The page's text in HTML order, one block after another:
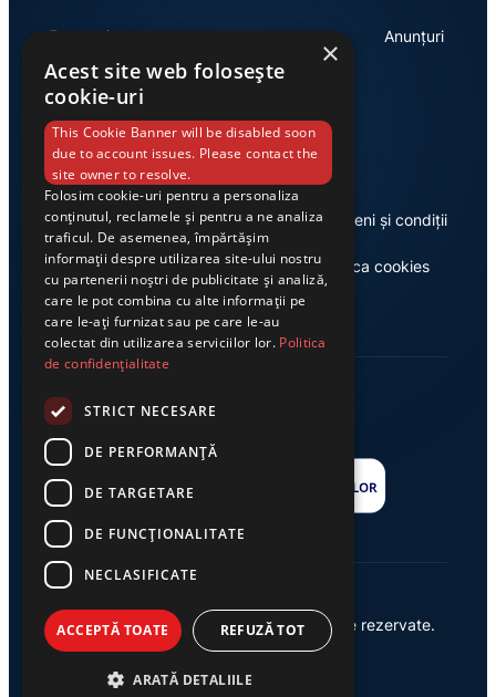
Economie Anunțuri
Link-uri utile
Despre noi
Casa de editură Exclusiv
Termeni și condiții
Politica cookies
© 2026 Ziarul Exclusiv – Toate drepturile rezervate.
Powered by {AW}
×
Acest site web folosește
cookie-uri
This Cookie Banner will be disabled soon
due to account issues. Please contact the
site owner to resolve.
Folosim cookie-uri pentru a personaliza
conținutul, reclamele și pentru a ne analiza
traficul. De asemenea, împărtășim
informații despre utilizarea site-ului nostru
cu partenerii noștri de publicitate și analiză,
care le pot combina cu alte informații pe
care le-ați furnizat sau pe care le-au
colectat din utilizarea serviciilor lor. Politica
de confidențialitate
STRICT NECESARE
DE PERFORMANȚĂ
DE TARGETARE
DE FUNCŢIONALITATE
NECLASIFICATE
ACCEPTĂ TOATE REFUZĂ TOT
ARATĂ DETALIILE